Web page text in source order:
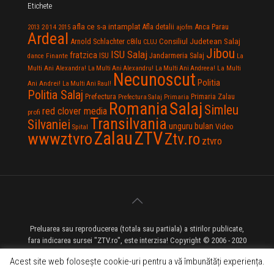
Etichete
2013 2014 2015 afla ce s-a intamplat Afla detalii ajofm Anca Parau
Ardeal Arnold Schlachter c8ilu CLUJ Consiliul Judetean Salaj
dance Finante fratzica ISU ISU Salaj Jandarmeria Salaj Jibou La
Multi Ani Alexandra! La Multi Ani Alexandru! La Multi Ani Andreea! La Multi
Ani Andrei! La Multi Ani Raul! Necunoscut Politia
Politia Salaj Prefectura Prefectura Salaj Primaria Primaria Zalau
profi red clover media RomaniaSalaj Simleu
Silvaniei Spital Transilvania unguru bulan Video
wwwztvroZalauZTVZtv.ro ztvro
Preluarea sau reproducerea (totala sau partiala) a stirilor publicate,
fara indicarea sursei "ZTV.ro", este interzisa! Copyright © 2006 - 2020
ZTV.ro - Televiziune pe Internet - Zalau TV
Acest site web folosește cookie-uri pentru a vă îmbunătăți experiența.